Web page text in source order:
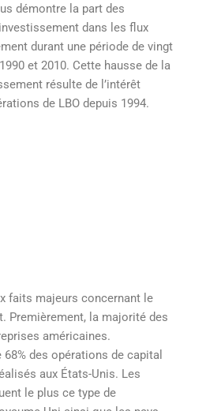
démontre la part des
dans les flux
durant une période de vingt
et 2010. Cette hausse de la
résulte de l’intérêt
de LBO depuis 1994.
faits majeurs concernant le
Premièrement, la majorité des
américaines.
des opérations de capital
aux États-Unis. Les
le plus ce type de